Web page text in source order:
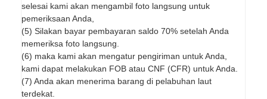
selesai kami akan mengambil foto langsung untuk
pemeriksaan Anda,
(5) Silakan bayar pembayaran saldo 70% setelah Anda
memeriksa foto langsung.
(6) maka kami akan mengatur pengiriman untuk Anda,
kami dapat melakukan FOB atau CNF (CFR) untuk Anda.
(7) Anda akan menerima barang di pelabuhan laut
terdekat.